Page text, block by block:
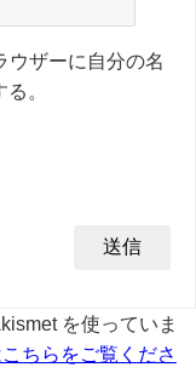
ウザーに自分の名
。
を使っていま
ちらをご覧くださ